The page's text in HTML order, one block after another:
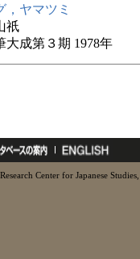
，ヤマツミ
祇
大成第３期 1978年
Center for Japanese